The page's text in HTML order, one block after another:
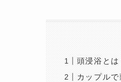
頭浸浴と
カップル